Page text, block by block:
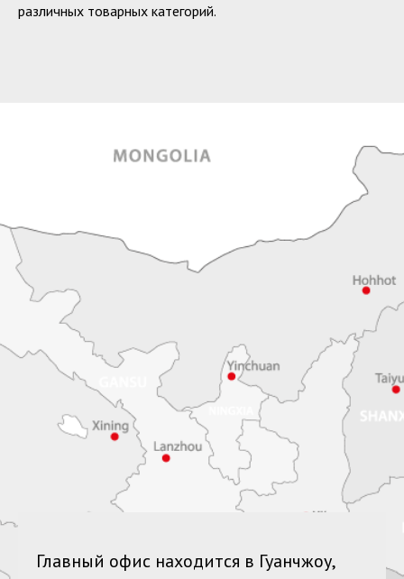
различных товарных категорий.
Главный офис находится в Гуанчжоу,